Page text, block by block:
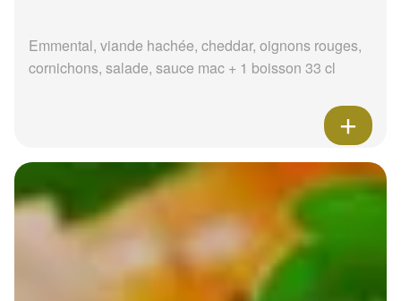
Emmental, viande hachée, cheddar, oignons rouges,
cornichons, salade, sauce mac + 1 boisson 33 cl